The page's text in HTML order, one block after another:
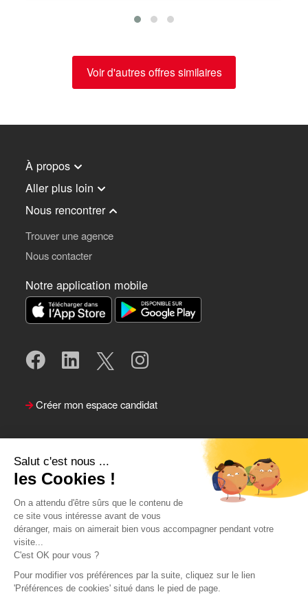
Salut c'est nous ...
les Cookies !
On a attendu d'être sûrs que le contenu de
ce site vous intéresse avant de vous
déranger, mais on aimerait bien vous accompagner pendant votre
visite...
C'est OK pour vous ?
Pour modifier vos préférences par la suite, cliquez sur le lien
'Préférences de cookies' situé dans le pied de page.
Voir d'autres offres similaires
À propos
Aller plus loin
Nous rencontrer
Trouver une agence
Nous contacter
Notre application mobile
Créer mon espace candidat